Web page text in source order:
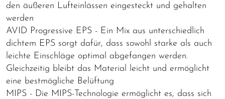
den äußeren Lufteinlässen eingesteckt und gehalten
werden
AVID Progressive EPS - Ein Mix aus unterschiedlich
dichtem EPS sorgt dafür, dass sowohl starke als auch
leichte Einschläge optimal abgefangen werden.
Gleichzeitig bleibt das Material leicht und ermöglicht
eine bestmögliche Belüftung
MIPS - Die MIPS-Technologie ermöglicht es, dass sich